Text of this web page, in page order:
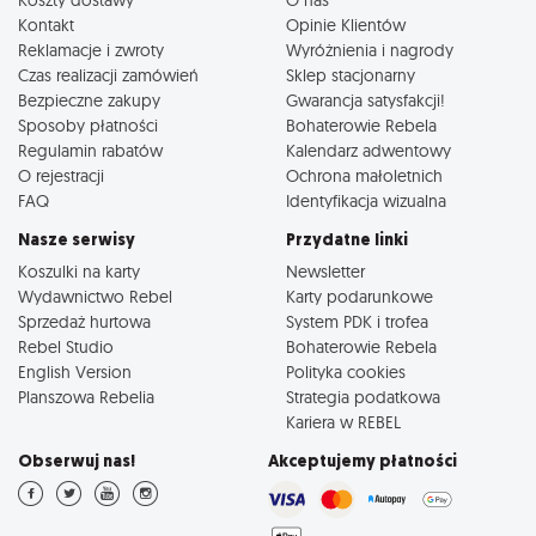
Kontakt
Reklamacje i zwroty
Czas realizacji zamówień
Bezpieczne zakupy
Sposoby płatności
Regulamin rabatów
O rejestracji
FAQ
Opinie Klientów
Wyróżnienia i nagrody
Sklep stacjonarny
Gwarancja satysfakcji!
Bohaterowie Rebela
Kalendarz adwentowy
Ochrona małoletnich
Identyfikacja wizualna
Nasze serwisy
Koszulki na karty
Wydawnictwo Rebel
Sprzedaż hurtowa
Rebel Studio
English Version
Planszowa Rebelia
Przydatne linki
Newsletter
Karty podarunkowe
System PDK i trofea
Bohaterowie Rebela
Polityka cookies
Strategia podatkowa
Kariera w REBEL
Obserwuj nas! Akceptujemy płatności